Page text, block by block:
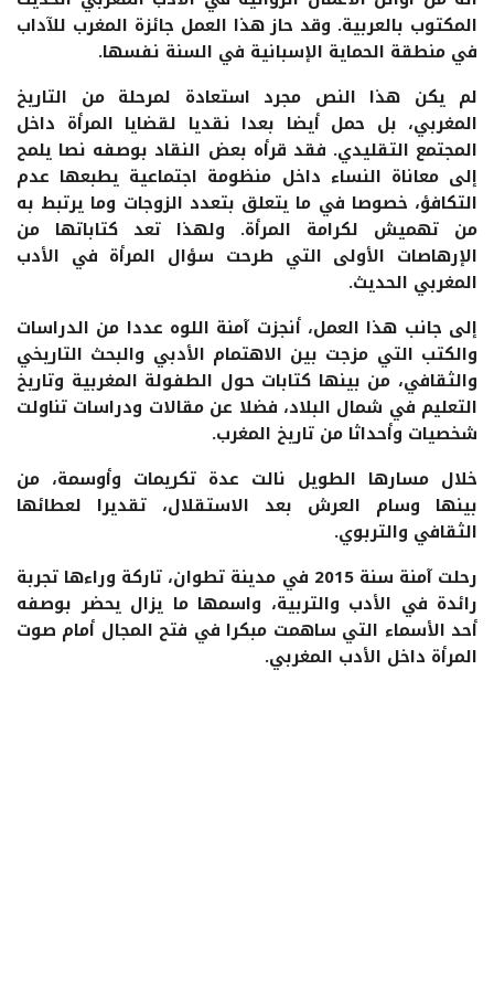
المكتوب بالعربية. وقد حاز هذا العمل جائزة المغرب للآداب
في منطقة الحماية الإسبانية في السنة نفسها.
لم يكن هذا النص مجرد استعادة لمرحلة من التاريخ
المغربي، بل حمل أيضا بعدا نقديا لقضايا المرأة داخل
المجتمع التقليدي. فقد قرأه بعض النقاد بوصفه نصا يلمح
إلى معاناة النساء داخل منظومة اجتماعية يطبعها عدم
التكافؤ، خصوصا في ما يتعلق بتعدد الزوجات وما يرتبط به
من تهميش لكرامة المرأة. ولهذا تعد كتاباتها من
الإرهاصات الأولى التي طرحت سؤال المرأة في الأدب
المغربي الحديث.
إلى جانب هذا العمل، أنجزت آمنة اللوه عددا من الدراسات
والكتب التي مزجت بين الاهتمام الأدبي والبحث التاريخي
والثقافي، من بينها كتابات حول الطفولة المغربية وتاريخ
التعليم في شمال البلاد، فضلا عن مقالات ودراسات تناولت
شخصيات وأحداثا من تاريخ المغرب.
خلال مسارها الطويل نالت عدة تكريمات وأوسمة، من
بينها وسام العرش بعد الاستقلال، تقديرا لعطائها
الثقافي والتربوي.
رحلت آمنة سنة 2015 في مدينة تطوان، تاركة وراءها تجربة
رائدة في الأدب والتربية، واسمها ما يزال يحضر بوصفه
أحد الأسماء التي ساهمت مبكرا في فتح المجال أمام صوت
المرأة داخل الأدب المغربي.